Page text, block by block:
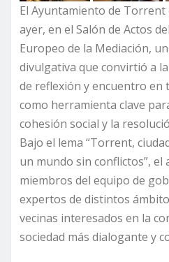
El Ayuntamiento de Torrent
ayer, en el Salón de Actos
Europeo de la Mediación,
divulgativa que convirtió a
de reflexión y encuentro en
como herramienta clave
cohesión social y la
Bajo el lema “Torrent,
un mundo sin conflictos”, el
miembros del equipo de
expertos de distintos
vecinas interesados en la
sociedad más dialogante y